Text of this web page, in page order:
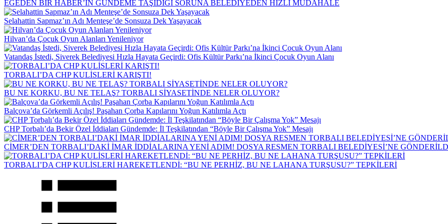
EGEDEN BİR HABER’İN GÜNDEME TAŞIDIĞI SORUNA BELEDİYEDEN HIZLI MÜDAHALE
Selahattin Sapmaz’ın Adı Menteşe’de Sonsuza Dek Yaşayacak
Hilvan’da Çocuk Oyun Alanları Yenileniyor
Vatandaş İstedi, Siverek Belediyesi Hızla Hayata Geçirdi: Ofis Kültür Parkı’na İkinci Çocuk Oyun Alanı
TORBALI’DA CHP KULİSLERİ KARIŞTI!
BU NE KORKU, BU NE TELAŞ? TORBALI SİYASETİNDE NELER OLUYOR?
Balçova’da Görkemli Açılış! Paşahan Çorba Kapılarını Yoğun Katılımla Açtı
CHP Torbalı’da Bekir Özel İddiaları Gündemde: İl Teşkilatından “Böyle Bir Çalışma Yok” Mesajı
CİMER’DEN TORBALI’DAKİ İMAR İDDİALARINA YENİ ADIM! DOSYA RESMEN TORBALI BELEDİYESİ’NE
TORBALI’DA CHP KULİSLERİ HAREKETLENDİ: “BU NE PERHİZ, BU NE LAHANA TURŞUSU?” TEPKİLERİ